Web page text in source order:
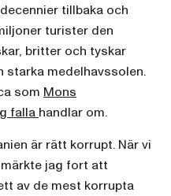
tillbaka och
turister den
britter och tyskar
starka medelhavssolen.
som Mons
falla handlar om.
är rätt korrupt. När vi
jag fort att
av de mest korrupta